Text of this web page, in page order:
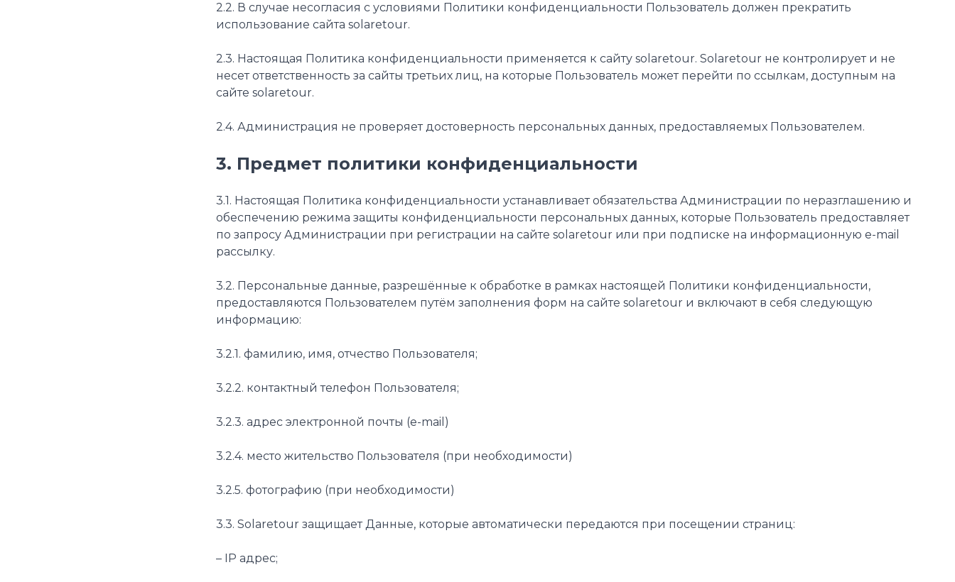
2.2. В случае несогласия с условиями Политики конфиденциальности Пользователь должен прекратить
использование сайта solaretour.
2.3. Настоящая Политика конфиденциальности применяется к сайту solaretour. Solaretour не контролирует и не
несет ответственность за сайты третьих лиц, на которые Пользователь может перейти по ссылкам, доступным на
сайте solaretour.
2.4. Администрация не проверяет достоверность персональных данных, предоставляемых Пользователем.
3. Предмет политики конфиденциальности
3.1. Настоящая Политика конфиденциальности устанавливает обязательства Администрации по неразглашению и
обеспечению режима защиты конфиденциальности персональных данных, которые Пользователь предоставляет
по запросу Администрации при регистрации на сайте solaretour или при подписке на информационную e-mail
рассылку.
3.2. Персональные данные, разрешённые к обработке в рамках настоящей Политики конфиденциальности,
предоставляются Пользователем путём заполнения форм на сайте solaretour и включают в себя следующую
информацию:
3.2.1. фамилию, имя, отчество Пользователя;
3.2.2. контактный телефон Пользователя;
3.2.3. адрес электронной почты (e-mail)
3.2.4. место жительство Пользователя (при необходимости)
3.2.5. фотографию (при необходимости)
3.3. Solaretour защищает Данные, которые автоматически передаются при посещении страниц:
– IP адрес;